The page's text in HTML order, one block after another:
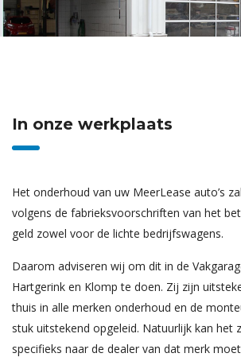
In onze werkplaats
Het onderhoud van uw MeerLease auto’s
volgens de fabrieksvoorschriften van het
geld zowel voor de lichte bedrijfswagens.
Daarom adviseren wij om dit in de
Hartgerink en Klomp te doen. Zij zijn
thuis in alle merken onderhoud en de
stuk uitstekend opgeleid. Natuurlijk kan het
specifieks naar de dealer van dat merk